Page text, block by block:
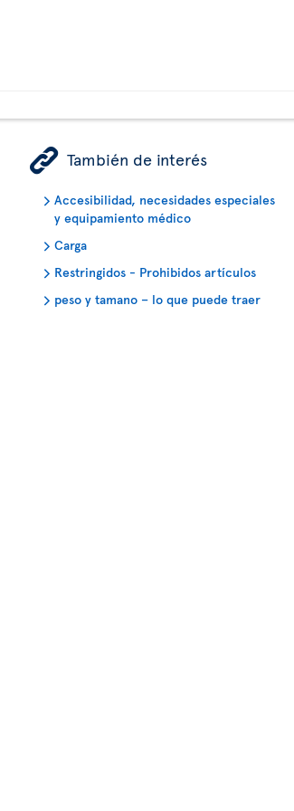
ÿ También de interés
Accesibilidad, necesidades especiales
y equipamiento médico
Carga
Restringidos - Prohibidos artículos
peso y tamano – lo que puede traer